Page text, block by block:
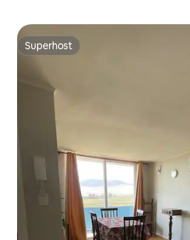
Superhost
Superhost